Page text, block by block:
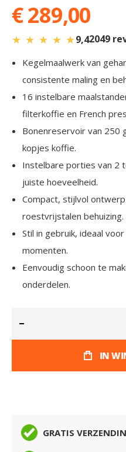
€ 289,00
★ ★ ★ ★ ★9,42049
Kegelmaalwerk van
consistente maling en
16 instelbare
filterkoffie en French
Bonenreservoir van 250
kopjes koffie.
Instelbare porties van 2
juiste hoeveelheid.
Compact, stijlvol
roestvrijstalen behuizing.
Stil in gebruik, ideaal
momenten.
Eenvoudig schoon te
onderdelen.
IN
GRATIS